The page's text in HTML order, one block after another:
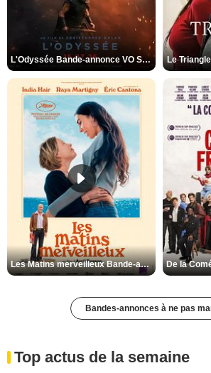
L'Odyssée Bande-annonce VO STFR Le
Les Matins merveilleux Bande-annonce VF
Bandes-annonces à ne pas
Top actus de la semaine